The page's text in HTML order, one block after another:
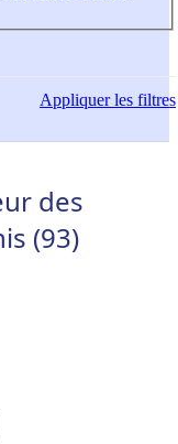
Appliquerles filtres
des
(93)